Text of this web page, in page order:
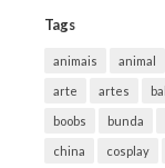
Tags
animais animal
arte artes ball
boobs bunda
china cosplay